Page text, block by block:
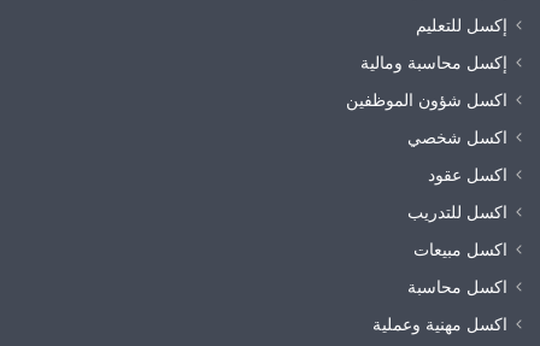
إكسل للتعليم
إكسل محاسبة ومالية
اكسل شؤون الموظفين
اكسل شخصي
اكسل عقود
اكسل للتدريب
اكسل مبيعات
اكسل محاسبة
اكسل مهنية وعملية